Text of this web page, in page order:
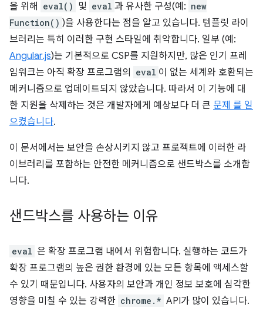
을 위해
eval() 및 eval 과 유사한 구성(예: new
Function() )을 사용한다는 점을 알고 있습니다. 템플릿 라이
브러리는 특히 이러한 구현 스타일에 취약합니다. 일부 (예:
Angular.js)는 기본적으로 CSP를 지원하지만, 많은 인기 프레
임워크는 아직 확장 프로그램의
eval 이 없는 세계와 호환되는
메커니즘으로 업데이트되지 않았습니다. 따라서 이 기능에 대
한 지원을 삭제하는 것은 개발자에게 예상보다 더 큰 문제 를 일
으켰습니다.
이 문서에서는 보안을 손상시키지 않고 프로젝트에 이러한 라
이브러리를 포함하는 안전한 메커니즘으로 샌드박스를 소개합
니다.
샌드박스를 사용하는 이유
eval 은 확장 프로그램 내에서 위험합니다. 실행하는 코드가
확장 프로그램의 높은 권한 환경에 있는 모든 항목에 액세스할
수 있기 때문입니다. 사용자의 보안과 개인 정보 보호에 심각한
영향을 미칠 수 있는 강력한 chrome.* API가 많이 있습니다.